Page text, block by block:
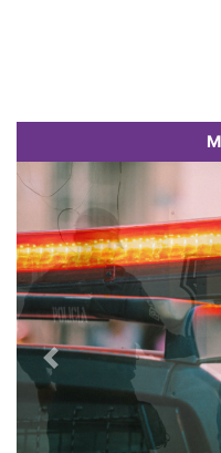
Previous